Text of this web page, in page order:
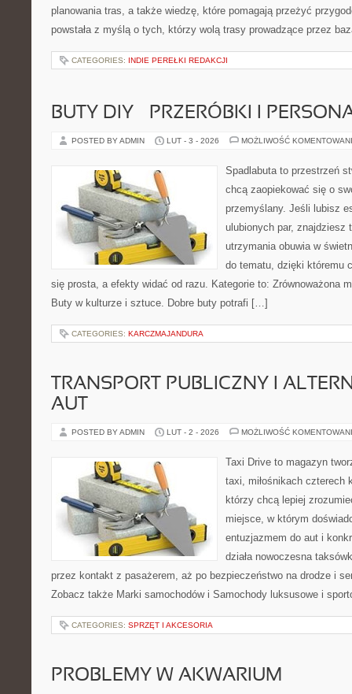
planowania tras, a także wiedzę, które pomagają przeżyć
powstała z myślą o tych, którzy wolą trasy prowadzące przez
CATEGORIES: INDIE PEREŁKI REDAKCJI
BUTY DIY – PRZERÓBKI I
POSTED BY ADMIN LUT - 3 - 2026 MOŻLIWOŚĆ
Spadlabuta to przestrzeń
chcą zaopiekować się o
przemyślany. Jeśli lubisz
ulubionych par, znajdziesz
utrzymania obuwia w
do tematu, dzięki któremu
się prosta, a efekty widać od razu. Kategorie to: Zrównoważona
Buty w kulturze i sztuce. Dobre buty potrafi […]
CATEGORIES: KARCZMAJANDURA
TRANSPORT PUBLICZNY I
AUT
POSTED BY ADMIN LUT - 2 - 2026 MOŻLIWOŚĆ
Taxi Drive to magazyn
taxi, miłośnikach czterech
którzy chcą lepiej
miejsce, w którym
entuzjazmem do aut i
działa nowoczesna
przez kontakt z pasażerem, aż po bezpieczeństwo na drodze i
Zobacz także Marki samochodów i Samochody luksusowe i
CATEGORIES: SPRZĘT I AKCESORIA
PROBLEMY W AKWARIUM